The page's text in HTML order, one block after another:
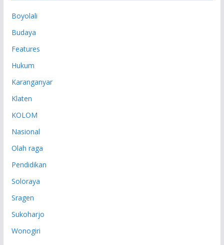
Boyolali
Budaya
Features
Hukum
Karanganyar
Klaten
KOLOM
Nasional
Olah raga
Pendidikan
Soloraya
Sragen
Sukoharjo
Wonogiri